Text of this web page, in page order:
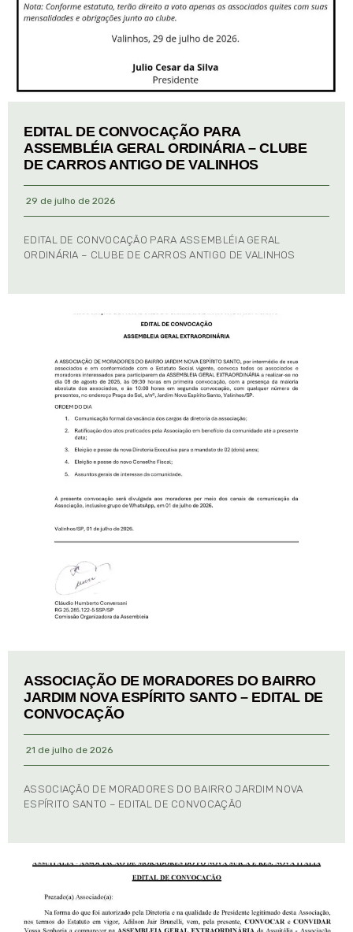
EDITAL DE CONVOCAÇÃO PARA
ASSEMBLÉIA GERAL ORDINÁRIA – CLUBE
DE CARROS ANTIGO DE VALINHOS
29 de julho de 2026
EDITAL DE CONVOCAÇÃO PARA ASSEMBLÉIA GERAL
ORDINÁRIA – CLUBE DE CARROS ANTIGO DE VALINHOS
ASSOCIAÇÃO DE MORADORES DO BAIRRO
JARDIM NOVA ESPÍRITO SANTO – EDITAL DE
CONVOCAÇÃO
21 de julho de 2026
ASSOCIAÇÃO DE MORADORES DO BAIRRO JARDIM NOVA
ESPÍRITO SANTO – EDITAL DE CONVOCAÇÃO